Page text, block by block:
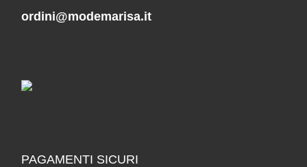
ordini@modemarisa.it
PAGAMENTI SICURI